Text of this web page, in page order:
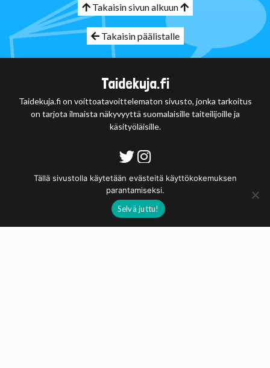
Takaisin sivun alkuun
Takaisin päälistalle
Taidekuja.fi
Taidekuja.fi on voittoatavoittelematon sivusto, jonka tarkoitus
on tarjota ilmaista näkyvyyttä suomalaisille taiteilijoille ja
käsityöläisille.
Tietosuojaseloste
© 2020 - 2026
Tällä sivustolla käytetään evästeitä käyttökokemuksen
parantamiseksi.
Selvä juttu!